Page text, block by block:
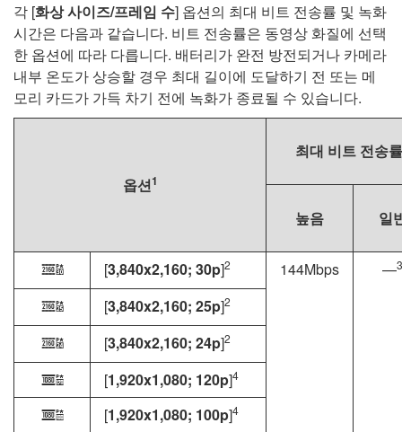
각 [화상 사이즈/프레임 수] 옵션의 최대 비트 전송률 및 녹화
시간은 다음과 같습니다. 비트 전송률은 동영상 화질에 선택
한 옵션에 따라 다릅니다. 배터리가 완전 방전되거나 카메라
내부 온도가 상승할 경우 최대 길이에 도달하기 전 또는 메
모리 카드가 가득 차기 전에 녹화가 종료될 수 있습니다.
옵션1
최대 비트 전송률
높음 일
r [3,840x2,160; 30p]2 144Mbps —3
s [3,840x2,160; 25p]2
t [3,840x2,160; 24p]2
w [1,920x1,080; 120p]4
x [1,920x1,080; 100p]4